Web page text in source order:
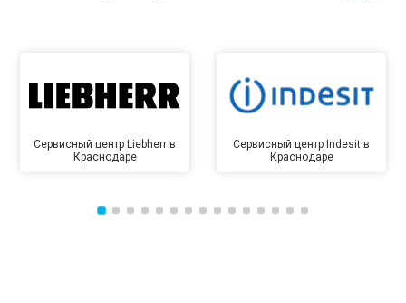
Сервисный центр Liebherr в
Краснодаре
Сервисный центр Indesit в
Краснодаре